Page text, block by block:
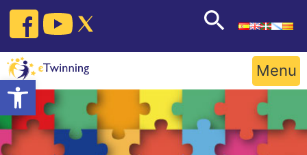
Open toolbar
Skip
content
Menu